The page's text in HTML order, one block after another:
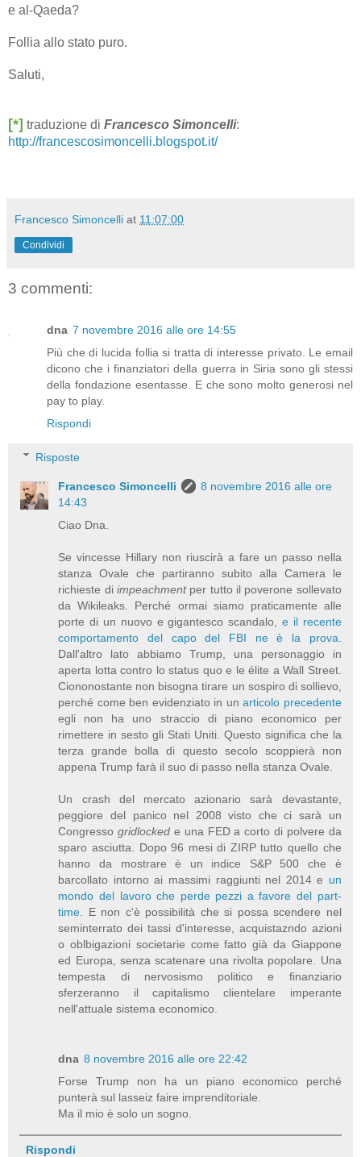
e al-Qaeda?
Follia allo stato puro.
Saluti,
[*] traduzione di Francesco Simoncelli:
http://francescosimoncelli.blogspot.it/
Francesco Simoncelli at 11:07:00
Condividi
3 commenti:
dna 7 novembre 2016 alle ore 14:55
Più che di lucida follia si tratta di interesse privato. Le email
dicono che i finanziatori della guerra in Siria sono gli stessi
della fondazione esentasse. E che sono molto generosi nel
pay to play.
Rispondi
Risposte
Francesco Simoncelli
8 novembre 2016 alle ore
14:43
Ciao Dna.
Se vincesse Hillary non riuscirà a fare un passo nella
stanza Ovale che partiranno subito alla Camera le
richieste diimpeachmentper tutto il poverone sollevato
da Wikileaks. Perché ormai siamo praticamente alle
porte di un nuovo e gigantesco scandalo,e il recente
comportamento del capo del FBI ne è la prova
Dall'altro lato abbiamo Trump, una personaggio in
aperta lotta contro lo status quo e le élite a Wall Street.
Ciononostante non bisogna tirare un sospiro di sollievo,
perché come ben evidenziato in unarticolo precedente
egli non ha uno straccio di piano economico per
rimettere in sesto gli Stati Uniti. Questo significa che la
terza grande bolla di questo secolo scoppierà non
appena Trump farà il suo di passo nella stanza Ovale.
Un crash del mercato azionario sarà devastante,
peggiore del panico nel 2008 visto che ci sarà un
Congressogridlocked e una FED a corto di polvere da
sparo asciutta. Dopo 96 mesi di ZIRP tutto quello che
hanno da mostrare è un indice S&P 500 che è
barcollato intorno ai massimi raggiunti nel 2014 e un
mondo del lavoro che perde pezzi a favore del part-
time . E non c'è possibilità che si possa scendere nel
seminterrato dei tassi d'interesse, acquistazndo azioni
o oblbigazioni societarie come fatto già da Giappone
ed Europa, senza scatenare una rivolta popolare. Una
tempesta di nervosismo politico e finanziario
sferzeranno il capitalismo clientelare imperante
nell'attuale sistema economico.
dna 8 novembre 2016 alle ore 22:42
Forse Trump non ha un piano economico perché
punterà sul lasseiz faire imprenditoriale.
Ma il mio è solo un sogno.
Rispondi